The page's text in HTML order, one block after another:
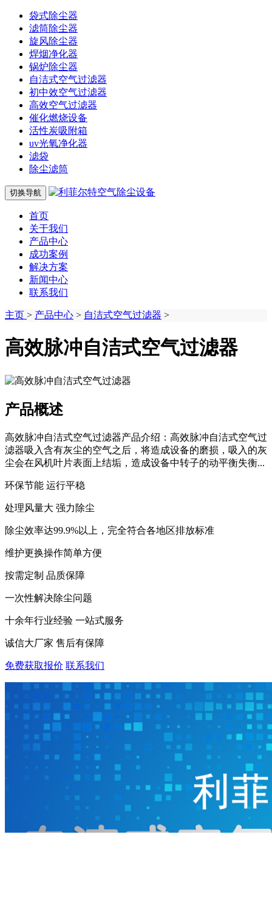
袋式除尘器
滤筒除尘器
旋风除尘器
焊烟净化器
锅炉除尘器
自洁式空气过滤器
初中效空气过滤器
高效空气过滤器
催化燃烧设备
活性炭吸附箱
uv光氧净化器
滤袋
除尘滤筒
切换导航
首页
关于我们
产品中心
成功案例
解决方案
新闻中心
联系我们
主页 > 产品中心 > 自洁式空气过滤器 >
高效脉冲自洁式空气过滤器
产品概述
高效脉冲自洁式空气过滤器产品介绍：高效脉冲自洁式空气过
滤器吸入含有灰尘的空气之后，将造成设备的磨损，吸入的灰
尘会在风机叶片表面上结垢，造成设备中转子的动平衡失衡...
环保节能 运行平稳
处理风量大 强力除尘
除尘效率达99.9%以上，完全符合各地区排放标准
维护更换操作简单方便
按需定制 品质保障
一次性解决除尘问题
十余年行业经验 一站式服务
诚信大厂家 售后有保障
免费获取报价 联系我们